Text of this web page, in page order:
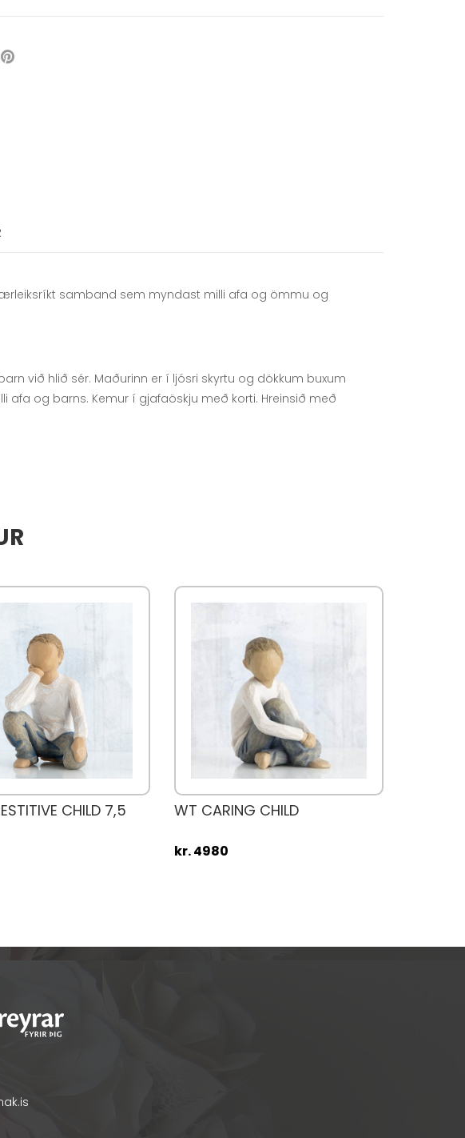
samband sem myndast milli afa og ömmu og
við hlið sér. Maðurinn er í ljósri skyrtu og dökkum buxum
og barns. Kemur í gjafaöskju með korti. Hreinsið með
WT CARING CHILD
kr. 4980
CHILD 7,5